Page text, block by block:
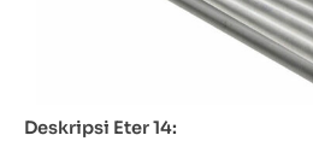
Deskripsi Eter 14: